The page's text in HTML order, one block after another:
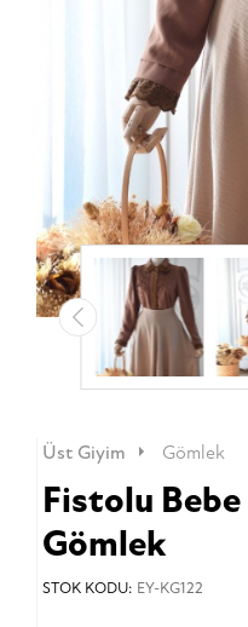
Üst Giyim Gömlek
Fistolu
Gömlek
STOK KODU: EY-KG122